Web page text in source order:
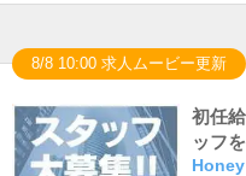
8/8 10:00 求人ムービー更新
初任
ッフ